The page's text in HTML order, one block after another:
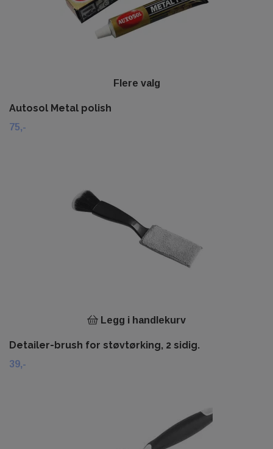
Flere valg
Autosol Metal polish
75,-
Legg i handlekurv
Detailer-brush for støvtørking, 2 sidig.
39,-